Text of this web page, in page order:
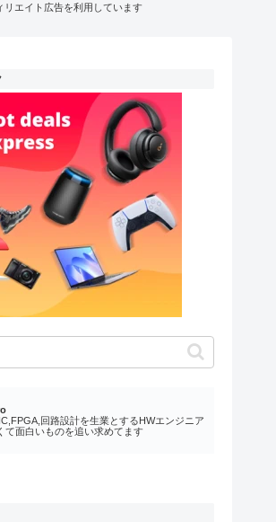
リエイト広告を利用しています
回路設計を生業とするHWエンジニア
て面白いものを追い求めてます